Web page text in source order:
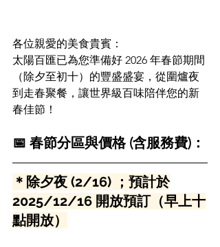
各位親愛的美食貴賓：
太陽百匯已為您準備好 2026 年春節期間
（除夕至初十）的豐盛盛宴，從圍爐夜
到走春聚餐，讓世界級百味陪伴您的新
春佳節！
📅 春節分區與價格 (含服務費)：
＊除夕夜 (2/16) ；預計於
2025/12/16 開放預訂（早上十
點開放）